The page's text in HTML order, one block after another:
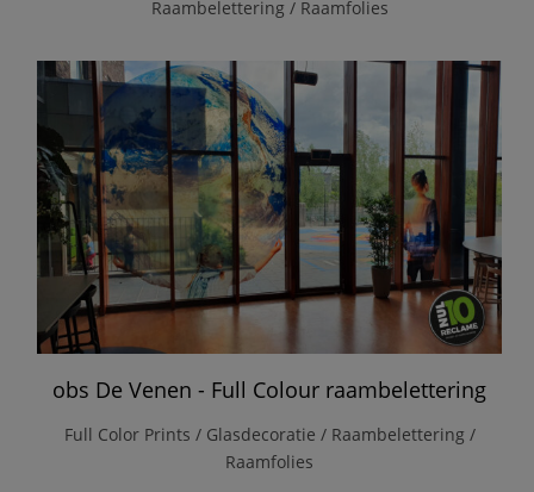
Raambelettering / Raamfolies
obs De Venen - Full Colour raambelettering
Full Color Prints / Glasdecoratie / Raambelettering /
Raamfolies